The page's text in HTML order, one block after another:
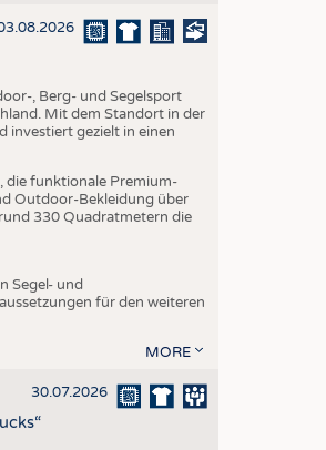
, Berg- und Segelsport
Mit dem Standort in der
investiert gezielt in einen
die funktionale Premium-
Outdoor-Bekleidung über
330 Quadratmetern die
Segel- und
für den weiteren
MORE
30.07.2026